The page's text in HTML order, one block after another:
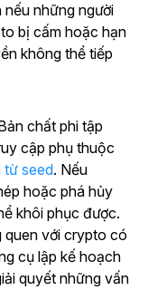
những người
bị cấm hoặc hạn
không thể tiếp
chất phi tập
cập phụ thuộc
từ seed. Nếu
hoặc phá hủy
khôi phục được.
quen với crypto có
cụ lập kế hoạch
quyết những vấn